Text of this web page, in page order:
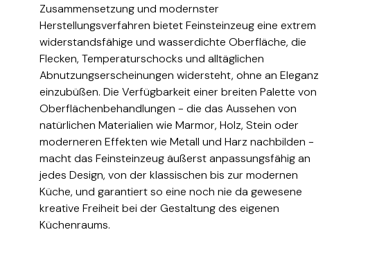
Zusammensetzung und modernster
Herstellungsverfahren bietet Feinsteinzeug eine extrem
widerstandsfähige und wasserdichte Oberfläche, die
Flecken, Temperaturschocks und alltäglichen
Abnutzungserscheinungen widersteht, ohne an Eleganz
einzubüßen. Die Verfügbarkeit einer breiten Palette von
Oberflächenbehandlungen - die das Aussehen von
natürlichen Materialien wie Marmor, Holz, Stein oder
moderneren Effekten wie Metall und Harz nachbilden -
macht das Feinsteinzeug äußerst anpassungsfähig an
jedes Design, von der klassischen bis zur modernen
Küche, und garantiert so eine noch nie da gewesene
kreative Freiheit bei der Gestaltung des eigenen
Küchenraums.